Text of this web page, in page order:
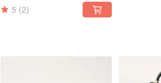
5 (2)